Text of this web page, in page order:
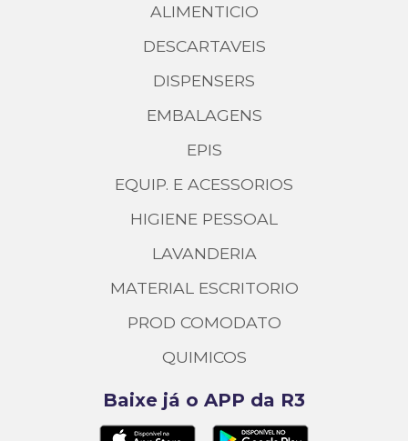
ALIMENTICIO
DESCARTAVEIS
DISPENSERS
EMBALAGENS
EPIS
EQUIP. E ACESSORIOS
HIGIENE PESSOAL
LAVANDERIA
MATERIAL ESCRITORIO
PROD COMODATO
QUIMICOS
Baixe já o APP da R3